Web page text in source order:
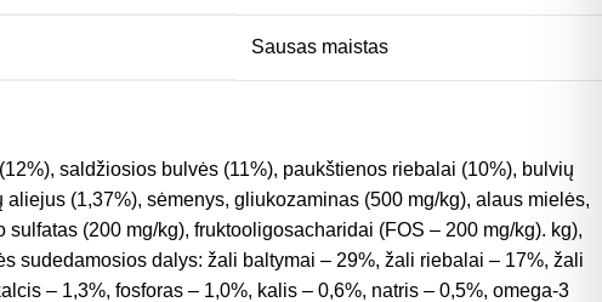
Sausas maistas
saldžiosios bulvės (11%), paukštienos riebalai (10%), bulvių
(1,37%), sėmenys, gliukozaminas (500 mg/kg), alaus mielės,
(200 mg/kg), fruktooligosacharidai (FOS – 200 mg/kg). kg),
sudedamosios dalys: žali baltymai – 29%, žali riebalai – 17%, žali
– 1,3%, fosforas – 1,0%, kalis – 0,6%, natris – 0,5%, omega-3